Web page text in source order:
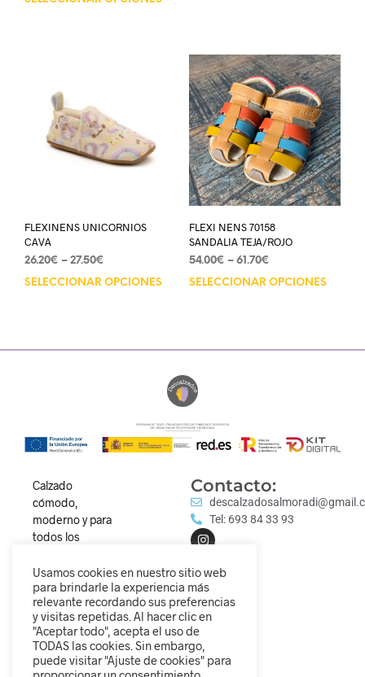
FLEXINENS UNICORNIOS
CAVA
26.20€ – 27.50€
SELECCIONAR OPCIONES
FLEXI NENS 70158
SANDALIA TEJA/ROJO
54.00€ – 61.70€
SELECCIONAR OPCIONES
Calzado
cómodo,
moderno y para
todos los
Descubre
nuestra
colección y
camina
diferente.
Contacto:
Tel: 693 84 33 93
Usamos cookies en nuestro sitio web
para brindarle la experiencia más
relevante recordando sus preferencias
y visitas repetidas. Al hacer clic en
"Aceptar todo", acepta el uso de
TODAS las cookies. Sin embargo,
puede visitar "Ajuste de cookies" para